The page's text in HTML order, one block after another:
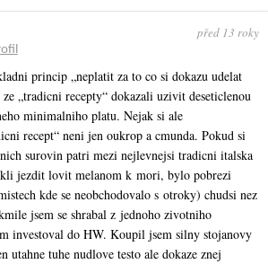
před 13 roky
princip „neplatit za to co si dokazu udelat
„tradicni recepty“ dokazali uzivit deseticlenou
minimalniho platu. Nejak si ale
recept“ neni jen oukrop a cmunda. Pokud si
surovin patri mezi nejlevnejsi tradicni italska
jezdit lovit melanom k mori, bylo pobrezi
kde se neobchodovalo s otroky) chudsi nez
jsem se shrabal z jednoho zivotniho
investoval do HW. Koupil jsem silny stojanovy
utahne tuhe nudlove testo ale dokaze znej